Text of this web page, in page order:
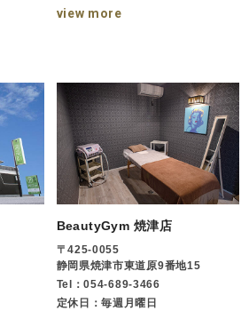
view more
BeautyGym 焼津店
〒425-0055
静岡県焼津市東道原9番地15
Tel：054-689-3466
定休日：毎週月曜日